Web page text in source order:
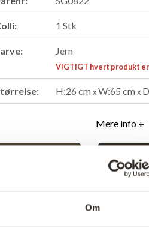
Om
1 Stk
Jern
VIGTIGT hvert produkt
H:26 cm xW:65 cm x
Mere info +
loftlampe har et råt, industrielt
i ethvert rum, hvor du vil tilføje et